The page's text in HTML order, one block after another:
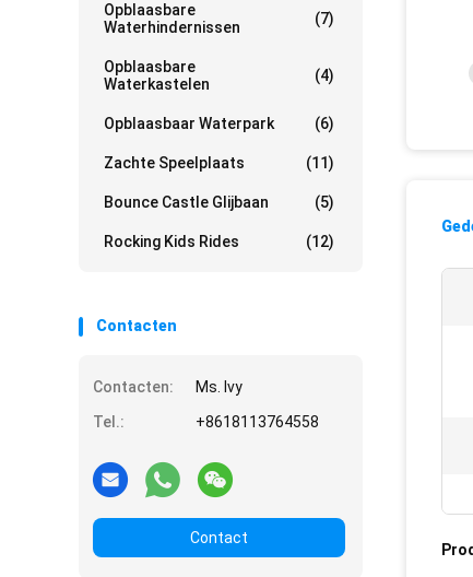
Opblaasbare
Waterhindernissen
(7)
Opblaasbare
Waterkastelen
(4)
Opblaasbaar Waterpark (6)
Zachte Speelplaats (11)
Bounce Castle Glijbaan (5)
Rocking Kids Rides (12)
Contacten
Contacten:
Ms. Ivy
Tel.:
+8618113764558
Contact